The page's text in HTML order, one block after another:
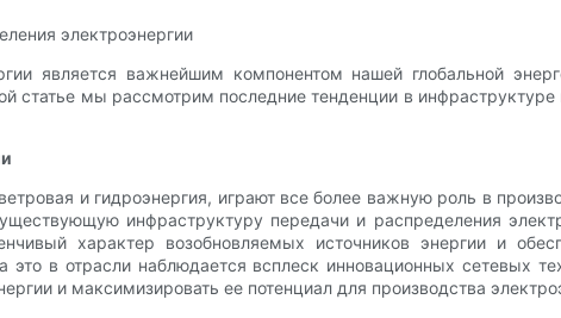
электроэнергии
является важнейшим компонентом нашей глобальной
статье мы рассмотрим последние тенденции в
и гидроэнергия, играют все более важную роль в
инфраструктуру передачи и распределения
характер возобновляемых источников энергии и
это в отрасли наблюдается всплеск инновационных сетевых
и максимизировать ее потенциал для производства